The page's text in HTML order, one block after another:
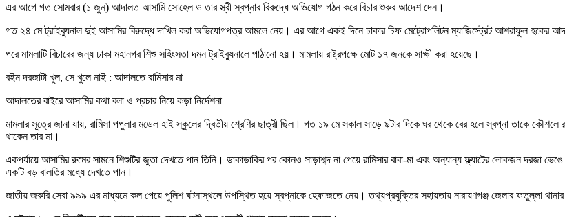
এর আগে গত সোমবার (১ জুন) আদালত আসামি সোহেল ও তার স্ত্রী স্বপ্নার বিরুদ্ধে অভিযোগ গঠন করে বিচার শুরুর আদেশ দেন।
গত ২৪ মে ট্রাইব্যুনাল দুই আসামির বিরুদ্ধে দাখিল করা অভিযোগপত্র আমলে নেয়। এর আগে একই দিনে ঢাকার চিফ মেট্রোপলিটন ম্যাজিস্ট্রেট আশরাফুল হকের
পরে মামলাটি বিচারের জন্য ঢাকা মহানগর শিশু সহিংসতা দমন ট্রাইব্যুনালে পাঠানো হয়। মামলায় রাষ্ট্রপক্ষে মোট ১৭ জনকে সাক্ষী করা হয়েছে।
বইন দরজাটা খুল, সে খুলে নাই : আদালতে রামিসার মা
আদালতের বাইরে আসামির কথা বলা ও প্রচার নিয়ে কড়া নির্দেশনা
মামলার সূত্রে জানা যায়, রামিসা পপুলার মডেল হাই স্কুলের দ্বিতীয় শ্রেণির ছাত্রী ছিল। গত ১৯ মে সকাল সাড়ে ৯টার দিকে ঘর থেকে বের হলে স্বপ্না তাকে
থাকেন তার মা।
একপর্যায়ে আসামির রুমের সামনে শিশুটির জুতা দেখতে পান তিনি। ডাকাডাকির পর কোনও সাড়াশব্দ না পেয়ে রামিসার বাবা-মা এবং অন্যান্য ফ্ল্যাটের লোকজন দরজা
একটি বড় বালতির মধ্যে দেখতে পান।
জাতীয় জরুরি সেবা ৯৯৯ এর মাধ্যমে কল পেয়ে পুলিশ ঘটনাস্থলে উপস্থিত হয়ে স্বপ্নাকে হেফাজতে নেয়। তথ্যপ্রযুক্তির সহায়তায় নারায়ণগঞ্জ জেলার ফতুল্লা